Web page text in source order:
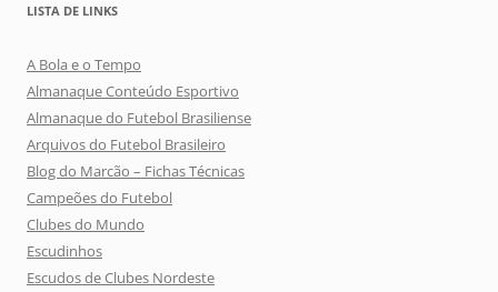
LISTA DE LINKS
A Bola e o Tempo
Almanaque Conteúdo Esportivo
Almanaque do Futebol Brasiliense
Arquivos do Futebol Brasileiro
Blog do Marcão – Fichas Técnicas
Campeões do Futebol
Clubes do Mundo
Escudinhos
Escudos de Clubes Nordeste